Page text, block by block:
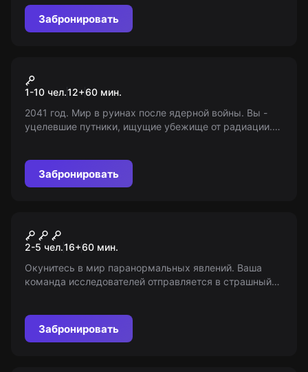
Забронировать
Safe Night
1-10 чел.12+60 мин.
2041 год. Мир в руинах после ядерной войны. Вы -
уцелевшие путники, ищущие убежище от радиации.
Забронировать
Полтергейст
2-5 чел.16+60 мин.
Окунитесь в мир паранормальных явлений. Ваша
команда исследователей отправляется в страшный
разгадать тайны этого места? 16+
Забронировать